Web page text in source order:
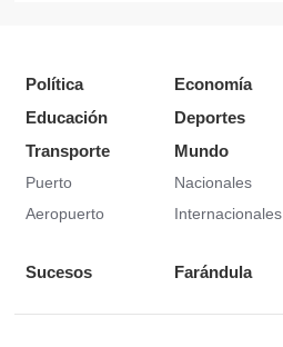
Política Economía
Educación
Deportes
Transporte
Puerto
Aeropuerto
Mundo
Nacionales
Internacionales
Sucesos Farándula